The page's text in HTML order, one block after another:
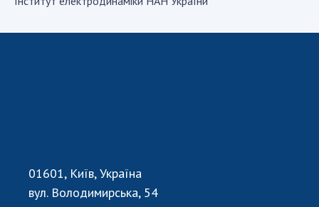
Секція суспільних і гуманітарних наук
Установи при Президії
01601, Київ, Україна
вул. Володимирська, 54